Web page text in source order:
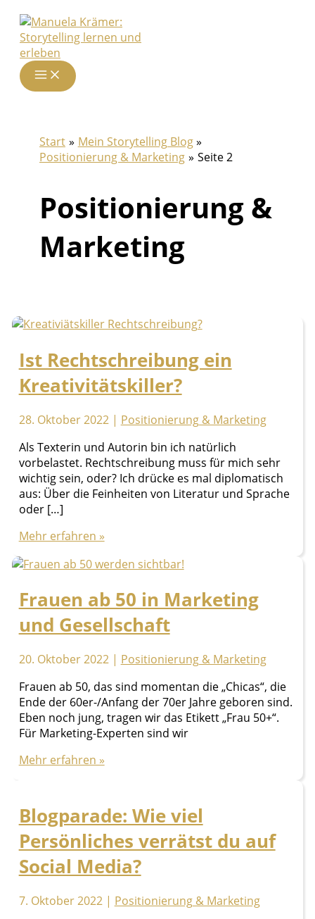
Zum
Inhalt
springen
Start
Mein Storytelling Blog
Positionierung & Marketing
Seite 2
Positionierung &
Marketing
Ist Rechtschreibung ein
Kreativitätskiller?
28. Oktober 2022 | Positionierung & Marketing
Als Texterin und Autorin bin ich natürlich
vorbelastet. Rechtschreibung muss für mich sehr
wichtig sein, oder? Ich drücke es mal diplomatisch
aus: Über die Feinheiten von Literatur und Sprache
oder […]
Ist
ein
Mehr erfahren »
Frauen ab 50 in Marketing
und Gesellschaft
20. Oktober 2022 | Positionierung & Marketing
Frauen ab 50, das sind momentan die „Chicas“, die
Ende der 60er-/Anfang der 70er Jahre geboren sind.
Eben noch jung, tragen wir das Etikett „Frau 50+“.
Für Marketing-Experten sind wir
Frauen
in
Marketing
und
Gesellschaft
Mehr erfahren »
Blogparade: Wie viel
Persönliches verrätst du auf
Social Media?
7. Oktober 2022 | Positionierung & Marketing